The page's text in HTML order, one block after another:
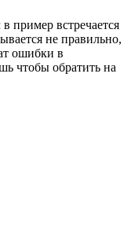
пример встречается
не правильно,
ошибки в
чтобы обратить на